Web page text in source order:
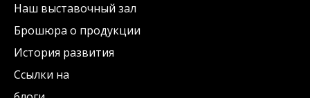
Наш выставочный зал
Брошюра о продукции
История развития
Ссылки на